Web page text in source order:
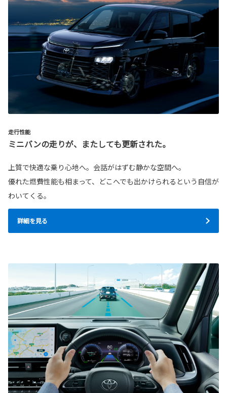
走行性能
ミニバンの走りが、またしても更新された。
上質で快適な乗り心地へ。会話がはずむ静かな空間へ。
優れた燃費性能も相まって、どこへでも出かけられるという自信が
わいてくる。
詳細を見る